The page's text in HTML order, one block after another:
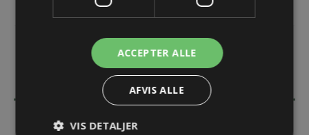
ACCEPTER ALLE
AFVIS ALLE
VIS DETALJER